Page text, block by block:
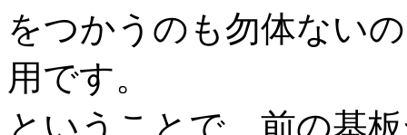
をつかうのも勿体ない
用です。
ということで、前の基